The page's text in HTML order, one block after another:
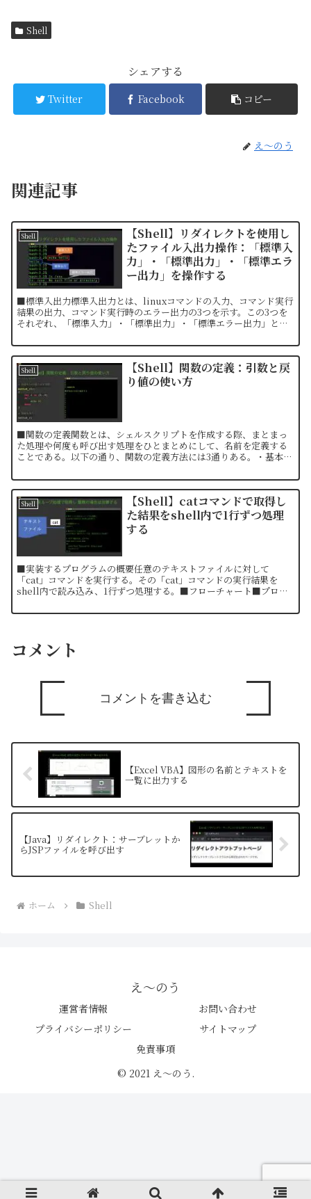
Shell
シェアする
Twitter Facebook コピー
え〜のう
関連記事
Shell
【Shell】リダイレクトを使用し
たファイル入出力操作：「標準入
力」・「標準出力」・「標準エラ
ー出力」を操作する
■標準入出力標準入出力とは、linuxコマンドの入力、コマンド実行
結果の出力、コマンド実行時のエラー出力の3つを示す。この3つを
それぞれ、「標準入力」・「標準出力」・「標準エラー出力」と呼
Shell
【Shell】関数の定義：引数と戻
り値の使い方
■関数の定義関数とは、シェルスクリプトを作成する際、まとまっ
た処理や何度も呼び出す処理をひとまとめにして、名前を定義する
ことである。以下の通り、関数の定義方法には3通りある。・基本形
Shell
【Shell】catコマンドで取得し
た結果をshell内で1行ずつ処理
する
■実装するプログラムの概要任意のテキストファイルに対して
「cat」コマンドを実行する。その「cat」コマンドの実行結果を
shell内で読み込み、1行ずつ処理する。■フローチャート■プログ
コメント
コメントを書き込む
【Excel VBA】図形の名前とテキストを
一覧に出力する
【Java】リダイレクト：サーブレットか
らJSPファイルを呼び出す
ホーム Shell
え〜のう
運営者情報
お問い合わせ
プライバシーポリシー
サイトマップ
免責事項
© 2021 え〜のう.